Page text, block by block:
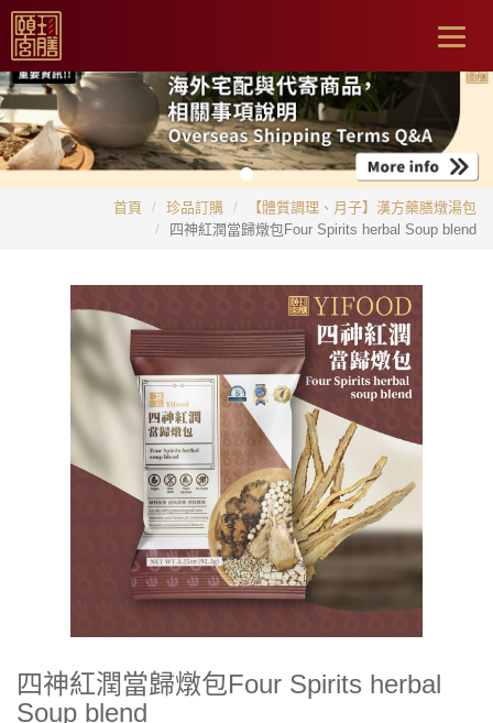
首頁 珍品訂購
【體質調理、月子】漢方藥膳燉湯包
四神紅潤當歸燉包Four Spirits herbal Soup blend
四神紅潤當歸燉包Four Spirits herbal
Soup blend